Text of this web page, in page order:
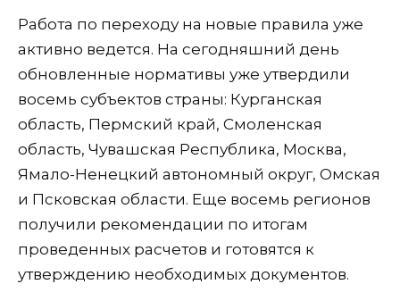
Работа по переходу на новые правила уже
активно ведется. На сегодняшний день
обновленные нормативы уже утвердили
восемь субъектов страны: Курганская
область, Пермский край, Смоленская
область, Чувашская Республика, Москва,
Ямало-Ненецкий автономный округ, Омская
и Псковская области. Еще восемь регионов
получили рекомендации по итогам
проведенных расчетов и готовятся к
утверждению необходимых документов.